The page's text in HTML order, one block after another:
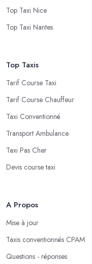
Top Taxi Nice
Top Taxi Nantes
Top Taxis
Tarif Course Taxi
Tarif Course Chauffeur
Taxi Conventionné
Transport Ambulance
Taxi Pas Cher
Devis course taxi
A Propos
Mise à jour
Taxis conventionnés CPAM
Questions - réponses